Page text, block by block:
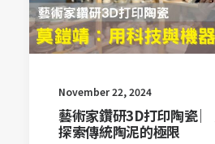
November 22, 2024
藝術家鑽研3D打印陶瓷
探索傳統陶泥的極限